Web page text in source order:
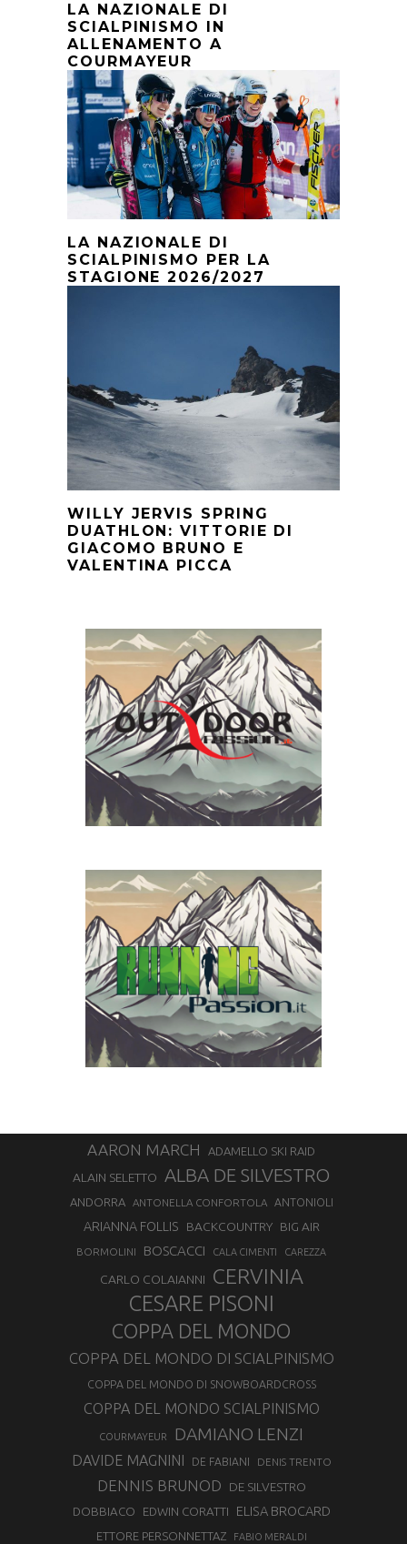
LA NAZIONALE DI
SCIALPINISMO IN
ALLENAMENTO A
COURMAYEUR
LA NAZIONALE DI
SCIALPINISMO PER LA
STAGIONE 2026/2027
WILLY JERVIS SPRING
DUATHLON: VITTORIE DI
GIACOMO BRUNO E
VALENTINA PICCA
AARON MARCH ADAMELLO SKI RAID
ALAIN SELETTO ALBA DE SILVESTRO
ANDORRA ANTONELLA CONFORTOLA ANTONIOLI
ARIANNA FOLLIS BACKCOUNTRY BIG AIR
BORMOLINI BOSCACCI CALA CIMENTI CAREZZA
CARLO COLAIANNI CERVINIA
CESARE PISONI
COPPA DEL MONDO
COPPA DEL MONDO DI SCIALPINISMO
COPPA DEL MONDO DI SNOWBOARDCROSS
COPPA DEL MONDO SCIALPINISMO
COURMAYEUR DAMIANO LENZI
DAVIDE MAGNINI DE FABIANI DENIS TRENTO
DENNIS BRUNOD DE SILVESTRO
DOBBIACO EDWIN CORATTI ELISA BROCARD
ETTORE PERSONNETTAZ FABIO MERALDI